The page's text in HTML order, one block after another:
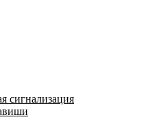
сигнализация